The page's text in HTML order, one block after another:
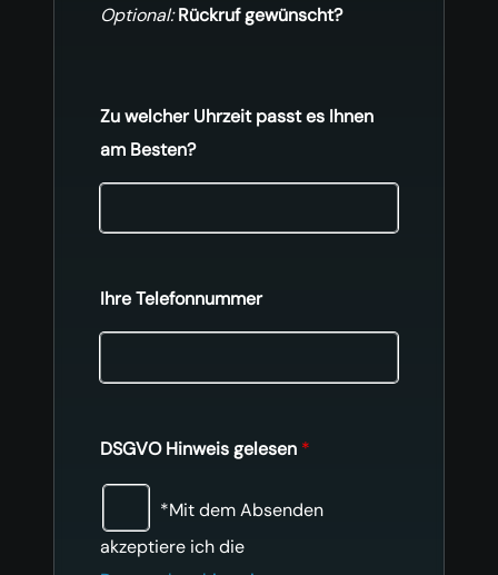
Optional:Rückruf gewünscht?
Zu welcher Uhrzeit passt es Ihnen
am Besten?
Ihre Telefonnummer
DSGVO Hinweis gelesen *
*Mit dem Absenden
akzeptiere ich die